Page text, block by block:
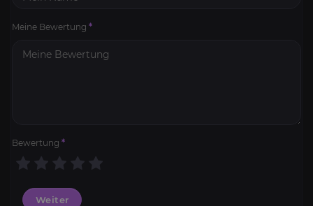
Meine Bewertung *
Bewertung *
Weiter